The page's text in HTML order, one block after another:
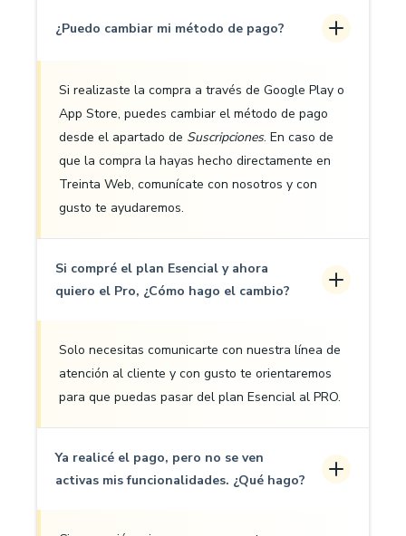
¿Puedo cambiar mi método de pago?
Si realizaste la compra a través de Google Play o
App Store, puedes cambiar el método de pago
desde el apartado de Suscripciones. En caso de
que la compra la hayas hecho directamente en
Treinta Web, comunícate con nosotros y con
gusto te ayudaremos.
Si compré el plan Esencial y ahora
quiero el Pro, ¿Cómo hago el cambio?
Solo necesitas comunicarte con nuestra línea de
atención al cliente y con gusto te orientaremos
para que puedas pasar del plan Esencial al PRO.
Ya realicé el pago, pero no se ven
activas mis funcionalidades. ¿Qué hago?